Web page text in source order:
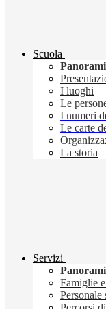
Scuola
I luoghi
Le
I numeri
Le carte
La storia
Servizi
Famiglie
Personale